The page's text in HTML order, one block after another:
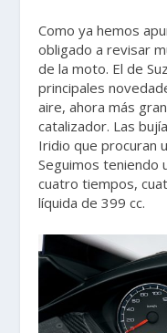
Como ya hemos
obligado a revisar
de la moto. El de
principales
aire, ahora más
catalizador. Las
Iridio que procuran
Seguimos teniendo
cuatro tiempos,
líquida de 399 cc.